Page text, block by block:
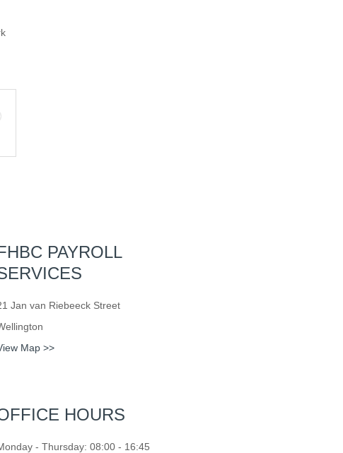
PAYROLL
Jan van Riebeeck Street
Map >>
HOURS
- Thursday: 08:00 - 16:45